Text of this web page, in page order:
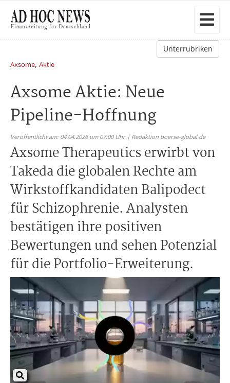
Unterrubriken
Axsome, Aktie
Axsome Aktie: Neue
Pipeline-Hoffnung
Veröffentlicht am: 04.04.2026 um 07:00 Uhr | Redaktion boerse-global.de
Axsome Therapeutics erwirbt von
Takeda die globalen Rechte am
Wirkstoffkandidaten Balipodect
für Schizophrenie. Analysten
bestätigen ihre positiven
Bewertungen und sehen Potenzial
für die Portfolio-Erweiterung.